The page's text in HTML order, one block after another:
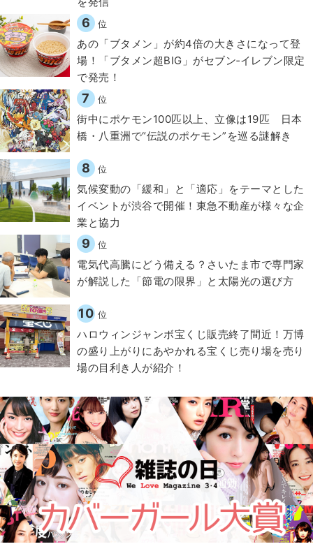
6 位
あの「ブタメン」が約4倍の大きさになって登
場！「ブタメン超BIG」がセブン‐イレブン限定
で発売！
7 位
街中にポケモン100匹以上、立像は19匹 日本
橋・八重洲で“伝説のポケモン”を巡る謎解き
8 位
気候変動の「緩和」と「適応」をテーマとした
イベントが渋谷で開催！東急不動産が様々な企
業と協力
9 位
電気代高騰にどう備える？さいたま市で専門家
が解説した「節電の限界」と太陽光の選び方
10 位
ハロウィンジャンボ宝くじ販売終了間近！万博
の盛り上がりにあやかれる宝くじ売り場を売り
場の目利き人が紹介！